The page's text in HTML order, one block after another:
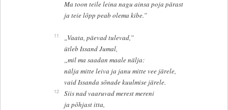
Ma toon teile leina nagu ainsa poja pärast
ja teie lõpp peab olema kibe.”
11
„Vaata, päevad tulevad,”
ütleb Issand Jumal,
„mil ma saadan maale nälja:
nälja mitte leiva ja janu mitte vee järele,
vaid Issanda sõnade kuulmise järele.
12
Siis nad vaaruvad merest mereni
ja põhjast itta,